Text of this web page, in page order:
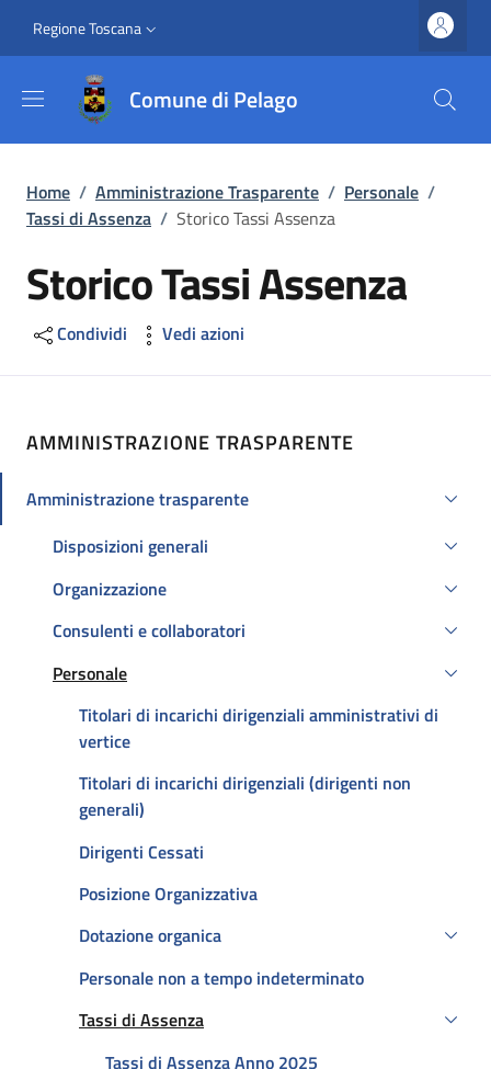
Slim top
Regione Toscana
Comune di Pelago
Briciole di pane
Home / Amministrazione Trasparente / Personale /
Tassi di Assenza / Storico Tassi Assenza
Storico Tassi Assenza
Condividi Vedi azioni
AMMINISTRAZIONE TRASPARENTE
Amministrazione trasparente
Attivo
Disposizioni generali
Organizzazione
Consulenti e collaboratori
Personale
Attivo
Titolari di incarichi dirigenziali amministrativi di
vertice
Titolari di incarichi dirigenziali (dirigenti non
generali)
Dirigenti Cessati
Posizione Organizzativa
Dotazione organica
Personale non a tempo indeterminato
Tassi di Assenza
Attivo
Tassi di Assenza Anno 2025